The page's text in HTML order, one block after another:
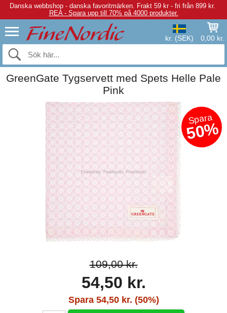
Danska webbshop - danska favoritmärken. Frakt 59 kr - fri från 899 kr.
REA - Spara upp till 70% på 4000 produkter.
kr. (SEK) 0,00 kr.
GreenGate Tygservett med Spets Helle Pale
Pink
Spara
50%
109,00 kr.
54,50 kr.
Spara 54,50 kr. (50%)